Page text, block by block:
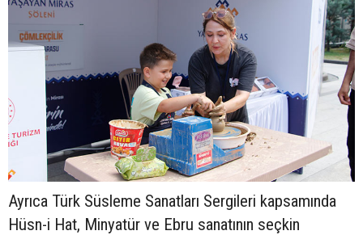
Ayrıca Türk Süsleme Sanatları Sergileri kapsamında
Hüsn-i Hat, Minyatür ve Ebru sanatının seçkin